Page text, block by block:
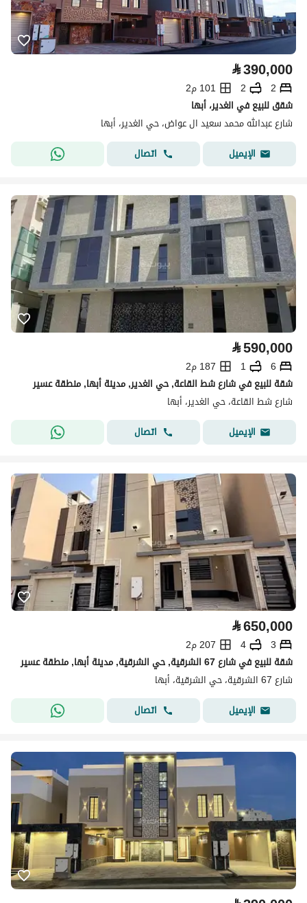
⃁390,000
2
2
101 م2
شقق للبيع في الغدير، أبها
شارع عبدالله محمد سعيد ال عواض، حي الغدير، أبها
الإيميل
اتصال
⃁590,000
6
1
187 م2
شقة للبيع في شارع شط القاعة, حي الغدير, مدينة أبها, منطقة عسير
شارع شط القاعة، حي الغدير، أبها
الإيميل
اتصال
⃁650,000
3
4
207 م2
شقة للبيع في شارع 67 الشرقية, حي الشرقية, مدينة أبها, منطقة عسير
شارع 67 الشرقية، حي الشرقية، أبها
الإيميل
اتصال